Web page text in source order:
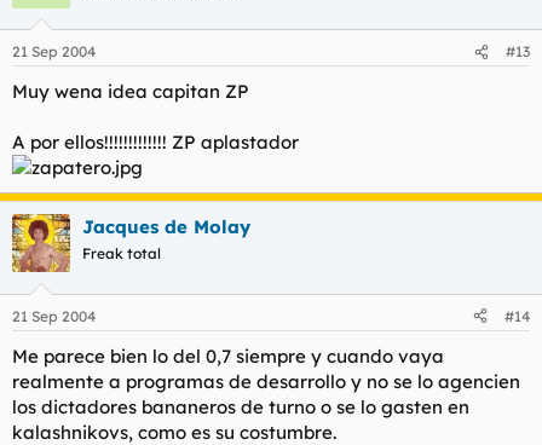
21 Sep 2004 #13
Muy wena idea capitan ZP
A por ellos!!!!!!!!!!!!! ZP aplastador
Jacques de Molay
Freak total
21 Sep 2004 #14
Me parece bien lo del 0,7 siempre y cuando vaya
realmente a programas de desarrollo y no se lo agencien
los dictadores bananeros de turno o se lo gasten en
kalashnikovs, como es su costumbre.